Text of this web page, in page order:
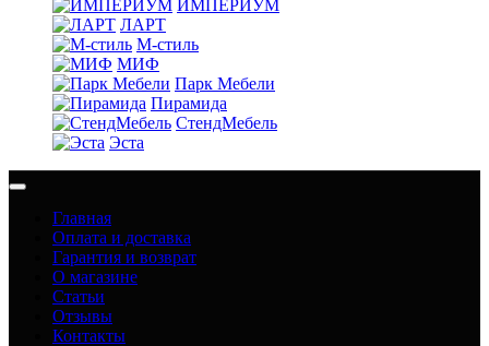
ИМПЕРИУМ
ЛАРТ
М-стиль
МИФ
Парк Мебели
Пирамида
СтендМебель
Эста
Главная
Оплата и доставка
Гарантия и возврат
О магазине
Статьи
Отзывы
Контакты